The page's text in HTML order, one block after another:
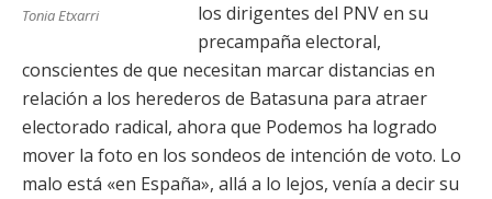
Tonia Etxarri
los dirigentes del PNV en su
precampaña electoral,
conscientes de que necesitan marcar distancias en
relación a los herederos de Batasuna para atraer
electorado radical, ahora que Podemos ha logrado
mover la foto en los sondeos de intención de voto. Lo
malo está «en España», allá a lo lejos, venía a decir su